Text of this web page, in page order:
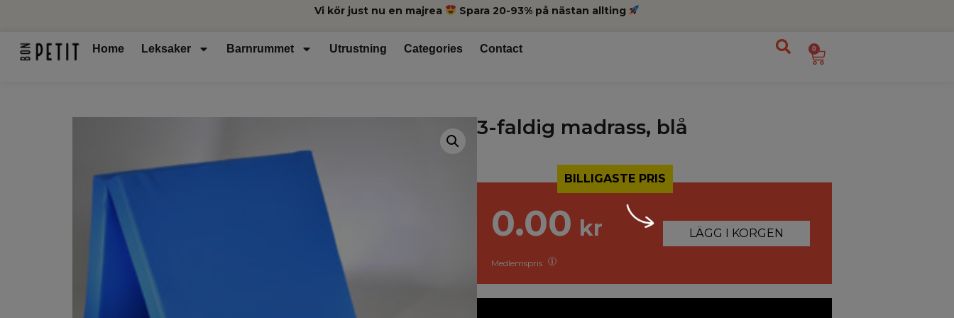
Vi kör just nu en majrea Spara 20-93% på nästan allting
Home Leksaker Barnrummet Utrustning Categories Contact 0
3-faldig madrass, blå
BILLIGASTE PRIS
0.00 kr
Medlemspris
LÄGG I KORGEN